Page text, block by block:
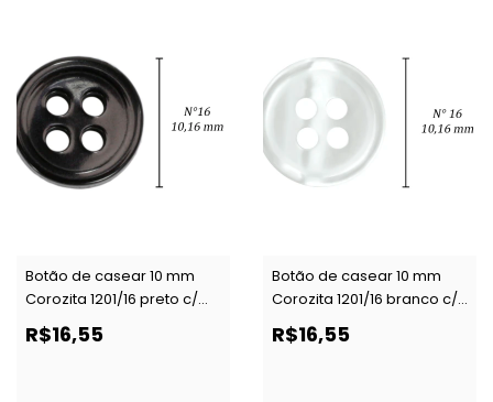
Botão de casear 10 mm
Corozita 1201/16 preto c/
144 un
R$16,55
Botão de casear 10 mm
Corozita 1201/16 branco c/
144 un
R$16,55